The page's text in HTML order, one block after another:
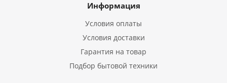
Информация
Условия оплаты
Условия доставки
Гарантия на товар
Подбор бытовой техники